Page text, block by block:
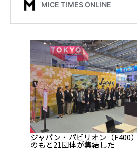
ジャパン・パビリオン（F400
のもと21団体が集結した